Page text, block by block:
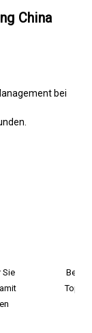
China
bei
Sie
Top